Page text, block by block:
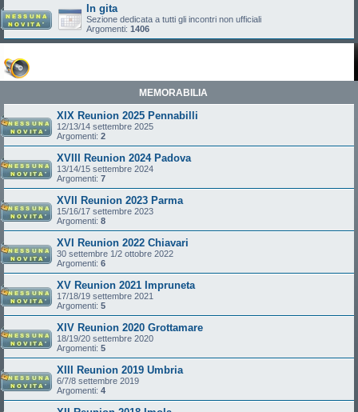
In gita
Sezione dedicata a tutti gli incontri non ufficiali
Argomenti: 1406
MEMORABILIA
XIX Reunion 2025 Pennabilli
12/13/14 settembre 2025
Argomenti: 2
XVIII Reunion 2024 Padova
13/14/15 settembre 2024
Argomenti: 7
XVII Reunion 2023 Parma
15/16/17 settembre 2023
Argomenti: 8
XVI Reunion 2022 Chiavari
30 settembre 1/2 ottobre 2022
Argomenti: 6
XV Reunion 2021 Impruneta
17/18/19 settembre 2021
Argomenti: 5
XIV Reunion 2020 Grottamare
18/19/20 settembre 2020
Argomenti: 5
XIII Reunion 2019 Umbria
6/7/8 settembre 2019
Argomenti: 4